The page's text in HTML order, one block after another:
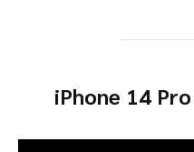
iPhone 14